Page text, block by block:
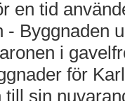
en tid
- Byggnaden
i
för
sin